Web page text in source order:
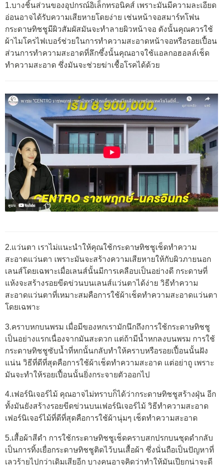
1.บางชิ้นส่วนของอุปกรณ์อิเล็กทรอนิคส์ เพราะมันมีความละเอียด
อ่อนอาจได้รับความเสียหายโดยง่าย เช่นหน้าจอสมาร์ทโฟน
กระดาษทิชชูมีผิวสัมผัสมันจะทำลายผิวหน้าจอ ดังนั้นคุณควรใช้
ผ้าไมโครไฟเบอร์ช่วยในการทำความสะอาดหน้าจอหรือรอยเปื้อน
ส่วนการทำความสะอาดที่ลึกซึ้งนั้นคุณอาจใช้แอลกอฮอลล์เช็ด
ทำความสะอาด ซึ่งมันจะช่วยฆ่าเชื้อโรคได้ด้วย
2.แว่นตา เราไม่แนะนำให้คุณใช้กระดาษทิชชูเช็ดทำความ
สะอาดแว่นตา เพราะมันจะสร้างความเสียหายให้กับผิวภายนอก
เลนส์โดยเฉพาะเมื่อเลนส์นั้นมีการเคลือบเป็นอย่างดี กระดาษที่
แห้งจะสร้างรอยขีดข่วนบนเลนส์แว่นตาได้ง่าย วิธีทำความ
สะอาดแว่นตาที่เหมาะสมคือการใช้ผ้าเช็ดทำความสะอาดแว่นตา
โดยเฉพาะ
3.คราบหกบนพรม เมื่อมีของหกเรามักนึกถึงการใช้กระดาษทิชชู
เป็นอย่างแรกเนื่องจากมันสะดวก แต่ถ้ามีน้ำหกลงบนพรม การใช้
กระดาษทิชชูซับน้ำที่หกนั้นกลับทำให้คราบหรือรอยเปื้อนนั้นฝัง
แน่น วิธีที่ดีที่สุดคือการใช้ผ้าเช็ดทำความสะอาด แต่อย่าถู เพราะ
มันจะทำให้รอยเปื้อนนั้นยิ่งกระจายตัวออกไป
4.เฟอร์นิเจอร์ไม้ คุณอาจไม่ทราบก็ได้ว่ากระดาษทิชชูสร้างฝุ่น อีก
ทั้งมันยังสร้างรอยขีดข่วนบนเฟอร์นิเจอร์ไม้ วิธีทำความสะอาด
เฟอร์นิเจอร์ไม้ที่ดีที่สุดคือการใช้ผ้านุ่มๆ เช็ดทำความสะอาด
5.เสื้อผ้าสีดำ การใช้กระดาษทิชชูเช็ดคราบสกปรกบนชุดดำกลับ
เป็นการทิ้งเยื่อกระดาษทิชชูติดไว้บนเสื้อผ้า ซึ่งนั่นถือเป็นปัญหาที่
เลวร้ายไปกว่าเดิมเสียอีก บางคนอาจคิดว่าทำให้มันเปียกน่าจะดี